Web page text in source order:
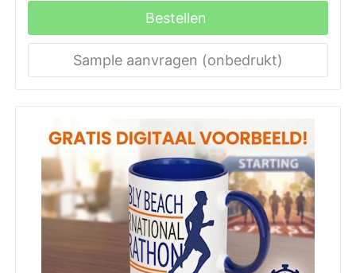
Bestellen
Sample aanvragen (onbedrukt)